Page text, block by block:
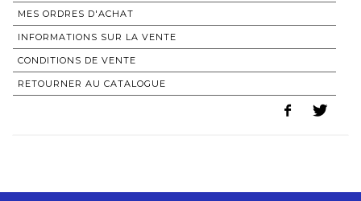
MES ORDRES D'ACHAT
INFORMATIONS SUR LA VENTE
CONDITIONS DE VENTE
RETOURNER AU CATALOGUE